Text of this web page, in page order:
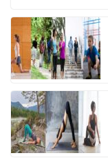
c
e
b
o
o
k
itt
er